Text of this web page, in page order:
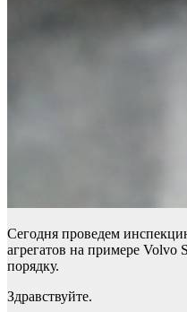
Сегодня проведем
агрегатов на примере Volvo
порядку.
Здравствуйте.